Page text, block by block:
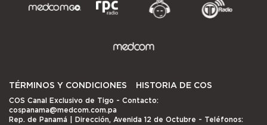
TÉRMINOS Y CONDICIONES HISTORIA DE COS
COS Canal Exclusivo de Tigo - Contacto:
cospanama@medcom.com.pa
Rep. de Panamá | Dirección, Avenida 12 de Octubre - Teléfonos: